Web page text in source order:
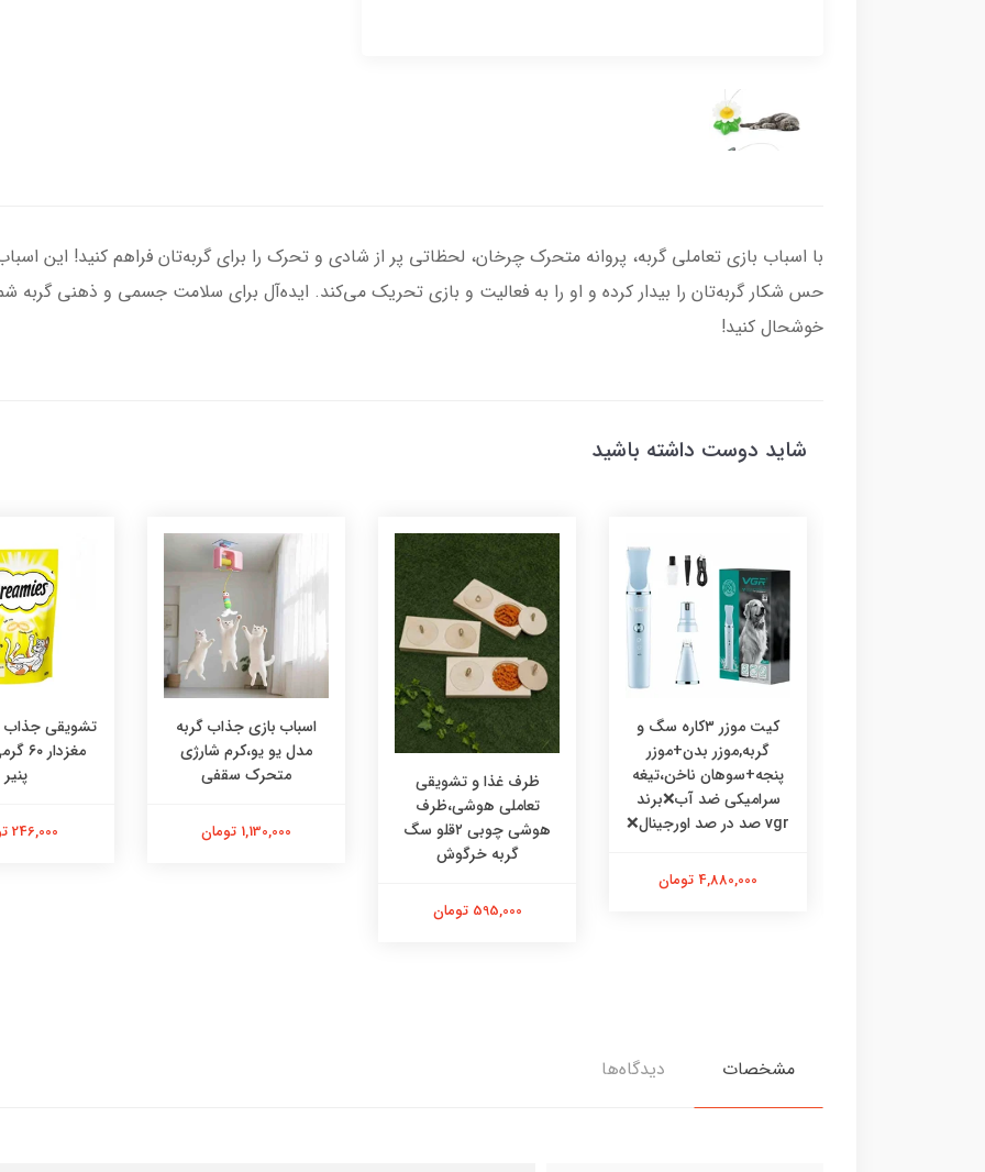
با اسباب بازی تعاملی گربه، پروانه متحرک چرخان، لحظاتی پر از شادی و تحرک را برای گربه‌تان فراهم کنید! این
حس شکار گربه‌تان را بیدار کرده و او را به فعالیت و بازی تحریک می‌کند. ایده‌آل برای سلامت جسمی و ذهنی گربه
خوشحال کنید!
شاید دوست داشته باشید
کیت موزر ۳کاره سگ و
گربه,موزر بدن+موزر
پنجه+سوهان ناخن،تیغه
سرامیکی ضد آب❌برند
vgr صد در صد اورجینال❌
4,880,000 تومان
ظرف غذا و تشویقی
تعاملی هوشی،ظرف
هوشی چوبی ۲قلو سگ
گربه خرگوش
595,000 تومان
اسباب بازی جذاب گربه
مدل یو یو،کرم شارژی
متحرک سقفی
1,130,000 تومان
تشویقی جذاب
پنیر
246,000 تومان
مشخصات دیدگاه‌ها